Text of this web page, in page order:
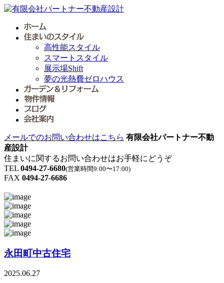
高性能スタイル
スマートスタイル
展示場Shift
夢の光熱費ゼロハウス
メールでのお問い合わせはこちら 有限会社パートナー不動
産設計
住まいに関するお問い合わせはお手軽にどうぞ
TEL 0494-27-6680(営業時間9:00〜17:00)
FAX 0494-27-6686
永田町中古住宅
2025.06.27